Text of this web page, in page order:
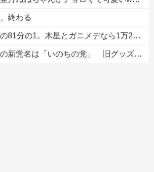
終わる
とガニメデなら1万2800分の1」月がどれだけ規格外なのか、数字で並べてみると…
「いのちの党」 旧グッズ半額で販売 どうなる秘書給与疑惑